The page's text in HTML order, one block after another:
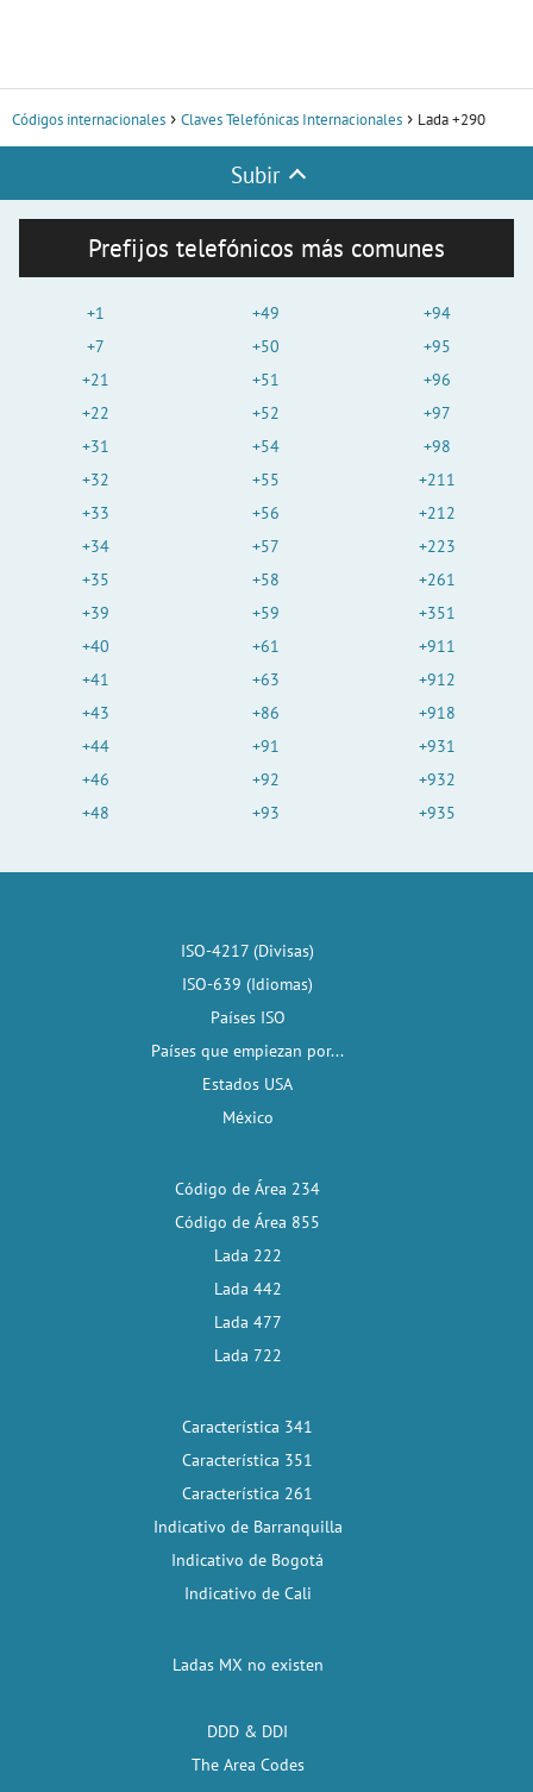
Códigos internacionales Claves Telefónicas Internacionales Lada +290
Subir
Prefijos telefónicos más comunes
+1
+7
+21
+22
+31
+32
+33
+34
+35
+39
+40
+41
+43
+44
+46
+48
+49
+50
+51
+52
+54
+55
+56
+57
+58
+59
+61
+63
+86
+91
+92
+93
+94
+95
+96
+97
+98
+211
+212
+223
+261
+351
+911
+912
+918
+931
+932
+935
ISO-4217 (Divisas)
ISO-639 (Idiomas)
Países ISO
Países que empiezan por...
Estados USA
México
Código de Área 234
Código de Área 855
Lada 222
Lada 442
Lada 477
Lada 722
Característica 341
Característica 351
Característica 261
Indicativo de Barranquilla
Indicativo de Bogotá
Indicativo de Cali
Ladas MX no existen
DDD & DDI
The Area Codes